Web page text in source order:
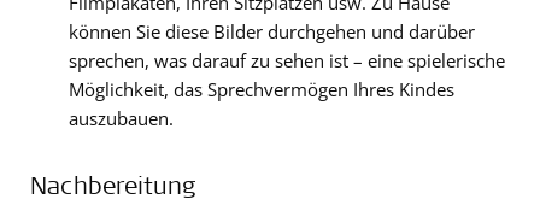
können Sie diese Bilder durchgehen und darüber
sprechen, was darauf zu sehen ist – eine spielerische
Möglichkeit, das Sprechvermögen Ihres Kindes
auszubauen.
Nachbereitung